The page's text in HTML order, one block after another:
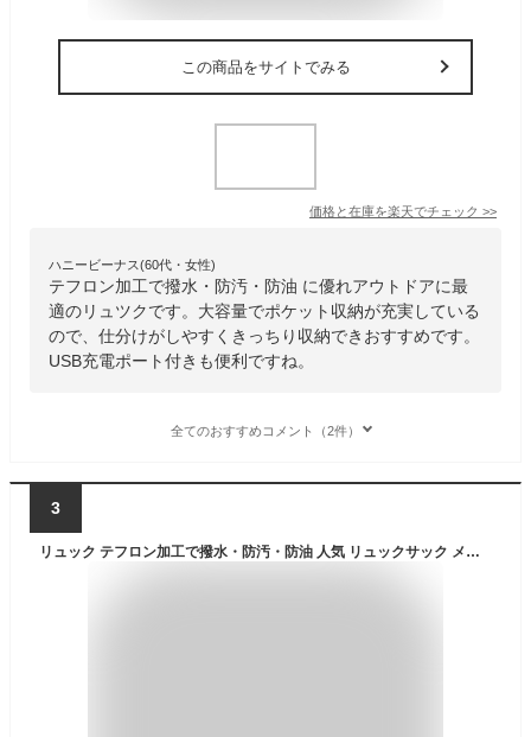
この商品をサイトでみる
価格と在庫を楽天でチェック >>
ハニービーナス(60代・女性)
テフロン加工で撥水・防汚・防油 に優れアウトドアに最
適のリュツクです。大容量でポケット収納が充実している
ので、仕分けがしやすくきっちり収納できおすすめです。
USB充電ポート付きも便利ですね。
全てのおすすめコメント（2件）
3
リュック テフロン加工で撥水・防汚・防油 人気 リュックサック メンズ レディース USB充電ポート付き 通勤 通学 旅行 キャンプ 防災 アウトドア 旅行バッグ 35L 大容量リュック 登山リュック アウトドア用品 キャンプ用品 バックパック【ラドウェザー LAD WEATHER】